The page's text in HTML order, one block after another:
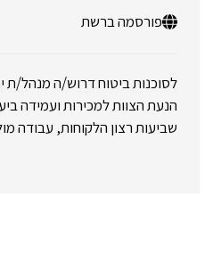
פורסמה ברשת
לסוכנות ביטוח דרוש/ה מנהל/ת
הנעת הצוות למכירות ועמידה
שביעות רצון הלקוחות, עבודה